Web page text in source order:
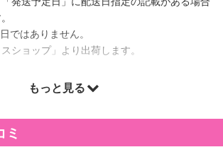
ではありません。
ショップ」より出荷します。
もっと見る
ミ